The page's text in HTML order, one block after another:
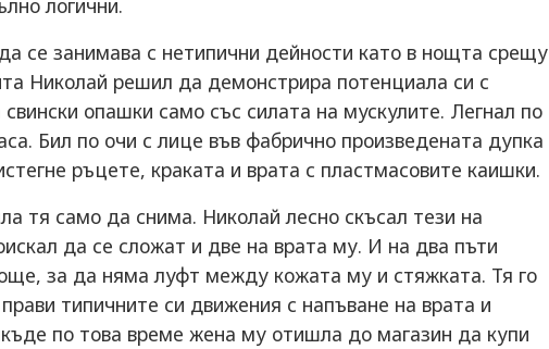
логични.
се занимава с нетипични дейности като в нощта срещу
Николай решил да демонстрира потенциала си с
опашки само със силата на мускулите. Легнал по
Бил по очи с лице във фабрично произведената дупка
ръцете, краката и врата с пластмасовите каишки.
тя само да снима. Николай лесно скъсал тези на
да се сложат и две на врата му. И на два пъти
за да няма луфт между кожата му и стяжката. Тя го
типичните си движения с напъване на врата и
по това време жена му отишла до магазин да купи